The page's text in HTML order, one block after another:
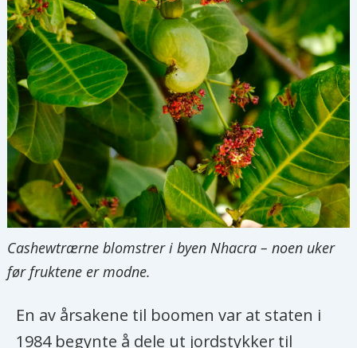
Cashewtrærne blomstrer i byen Nhacra – noen uker
før fruktene er modne.
En av årsakene til boomen var at staten i
1984 begynte å dele ut jordstykker til